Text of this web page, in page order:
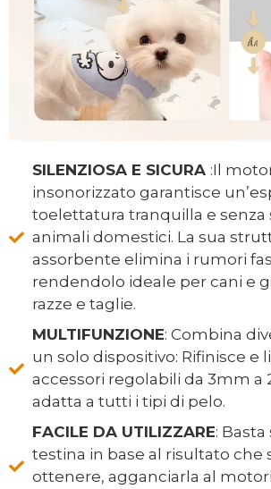
SILENZIOSA E SICURA :Il
insonorizzato garantisce
toelettatura tranquilla e senza
animali domestici. La sua
assorbente elimina i rumori
rendendolo ideale per cani e
razze e taglie.
MULTIFUNZIONE: Combina
un solo dispositivo: Rifinisce e
accessori regolabili da 3mm a
adatta a tutti i tipi di pelo.
FACILE DA UTILIZZARE:
testina in base al risultato che
ottenere, agganciarla al